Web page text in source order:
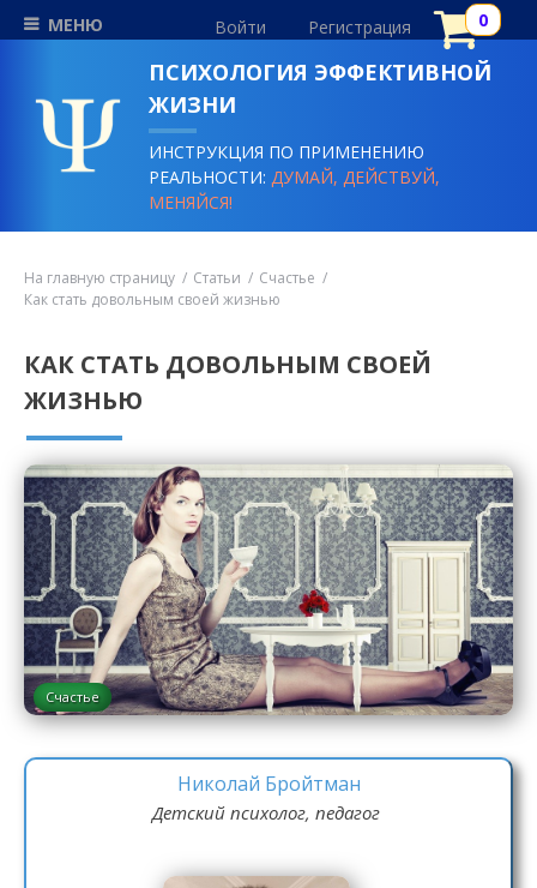
МЕНЮ Войти Регистрация
ПСИХОЛОГИЯ ЭФФЕКТИВНОЙ
ЖИЗНИ
ИНСТРУКЦИЯ ПО ПРИМЕНЕНИЮ
РЕАЛЬНОСТИ:ДУМАЙ, ДЕЙСТВУЙ,
МЕНЯЙСЯ!
На главную страницу Статьи
Счастье
Как стать довольным своей жизнью
КАК СТАТЬ ДОВОЛЬНЫМ СВОЕЙ
ЖИЗНЬЮ
Счастье
Николай Бройтман
Детский психолог, педагог